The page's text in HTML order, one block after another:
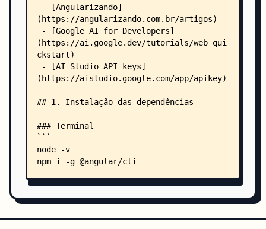
        │   │   │   ├── text.component.scss
        │   │   │   └── text.component.ts
        │   │   └── vision/
        │   │       ├── vision.component.html
        │   │       ├── vision.component.scss
        │   │       └── vision.component.ts
        │   ├── pipes/
        │   └── services/
        │       ├── text.service.ts
        │       └── vision.service.ts
        └── assets/
            └── .gitkeep